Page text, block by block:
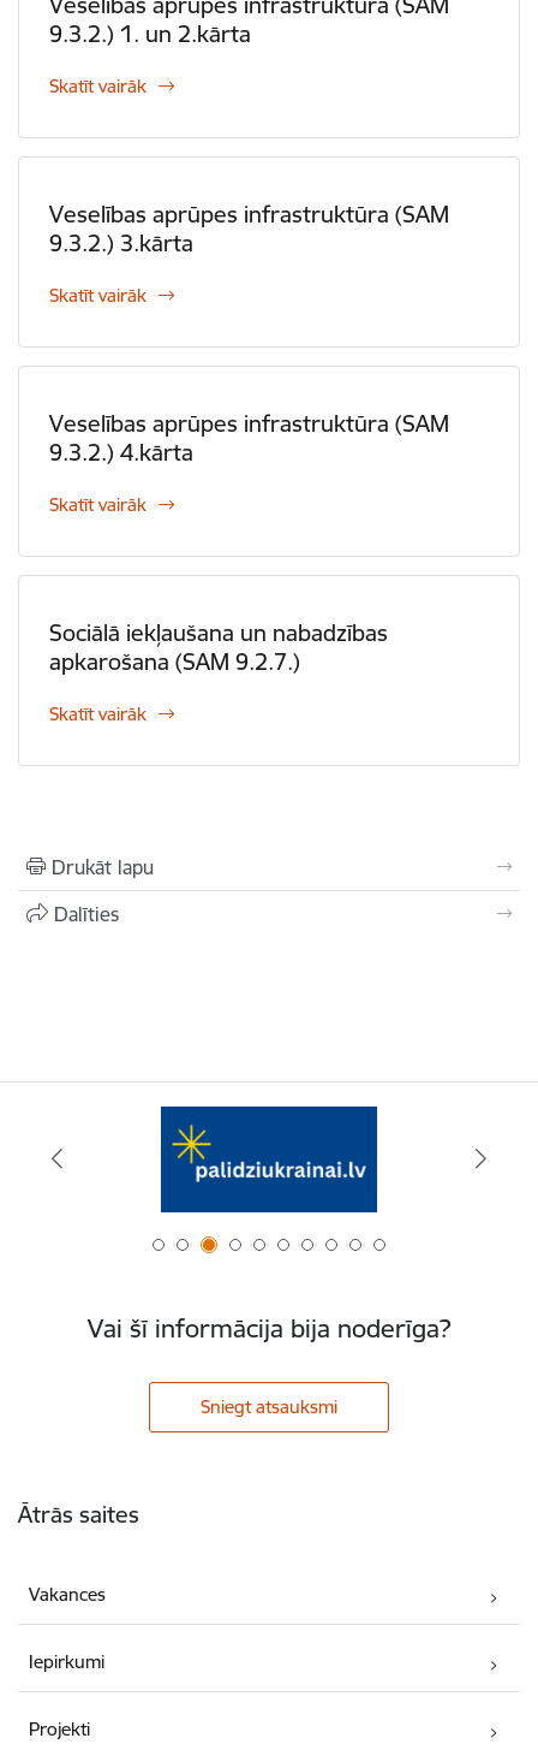
9.3.2.) 1. un 2.kārta
Skatīt vairāk
Veselības aprūpes infrastruktūra (SAM
9.3.2.) 3.kārta
Skatīt vairāk
Veselības aprūpes infrastruktūra (SAM
9.3.2.) 4.kārta
Skatīt vairāk
Sociālā iekļaušana un nabadzības
apkarošana (SAM 9.2.7.)
Skatīt vairāk
Drukāt lapu
Dalīties
Vai šī informācija bija noderīga?
Sniegt atsauksmi
Ātrās saites
Vakances
Iepirkumi
Projekti